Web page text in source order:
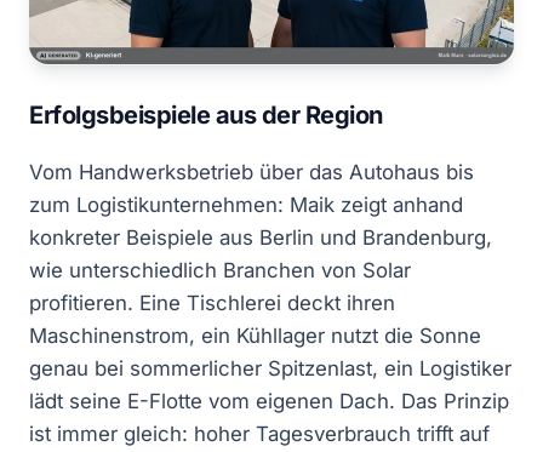
Erfolgsbeispiele aus der Region
Vom Handwerksbetrieb über das Autohaus bis
zum Logistikunternehmen: Maik zeigt anhand
konkreter Beispiele aus Berlin und Brandenburg,
wie unterschiedlich Branchen von Solar
profitieren. Eine Tischlerei deckt ihren
Maschinenstrom, ein Kühllager nutzt die Sonne
genau bei sommerlicher Spitzenlast, ein Logistiker
lädt seine E-Flotte vom eigenen Dach. Das Prinzip
ist immer gleich: hoher Tagesverbrauch trifft auf